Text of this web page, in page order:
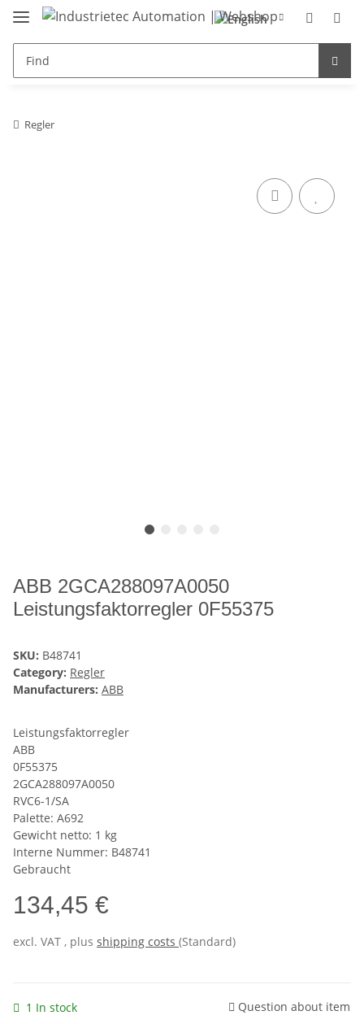
Regler
ABB 2GCA288097A0050
Leistungsfaktorregler 0F55375
SKU: B48741
Category: Regler
Manufacturers: ABB
Leistungsfaktorregler
ABB
0F55375
2GCA288097A0050
RVC6-1/SA
Palette: A692
Gewicht netto: 1 kg
Interne Nummer: B48741
Gebraucht
134,45 €
excl. VAT , plus shipping costs (Standard)
1 In stock Question about item